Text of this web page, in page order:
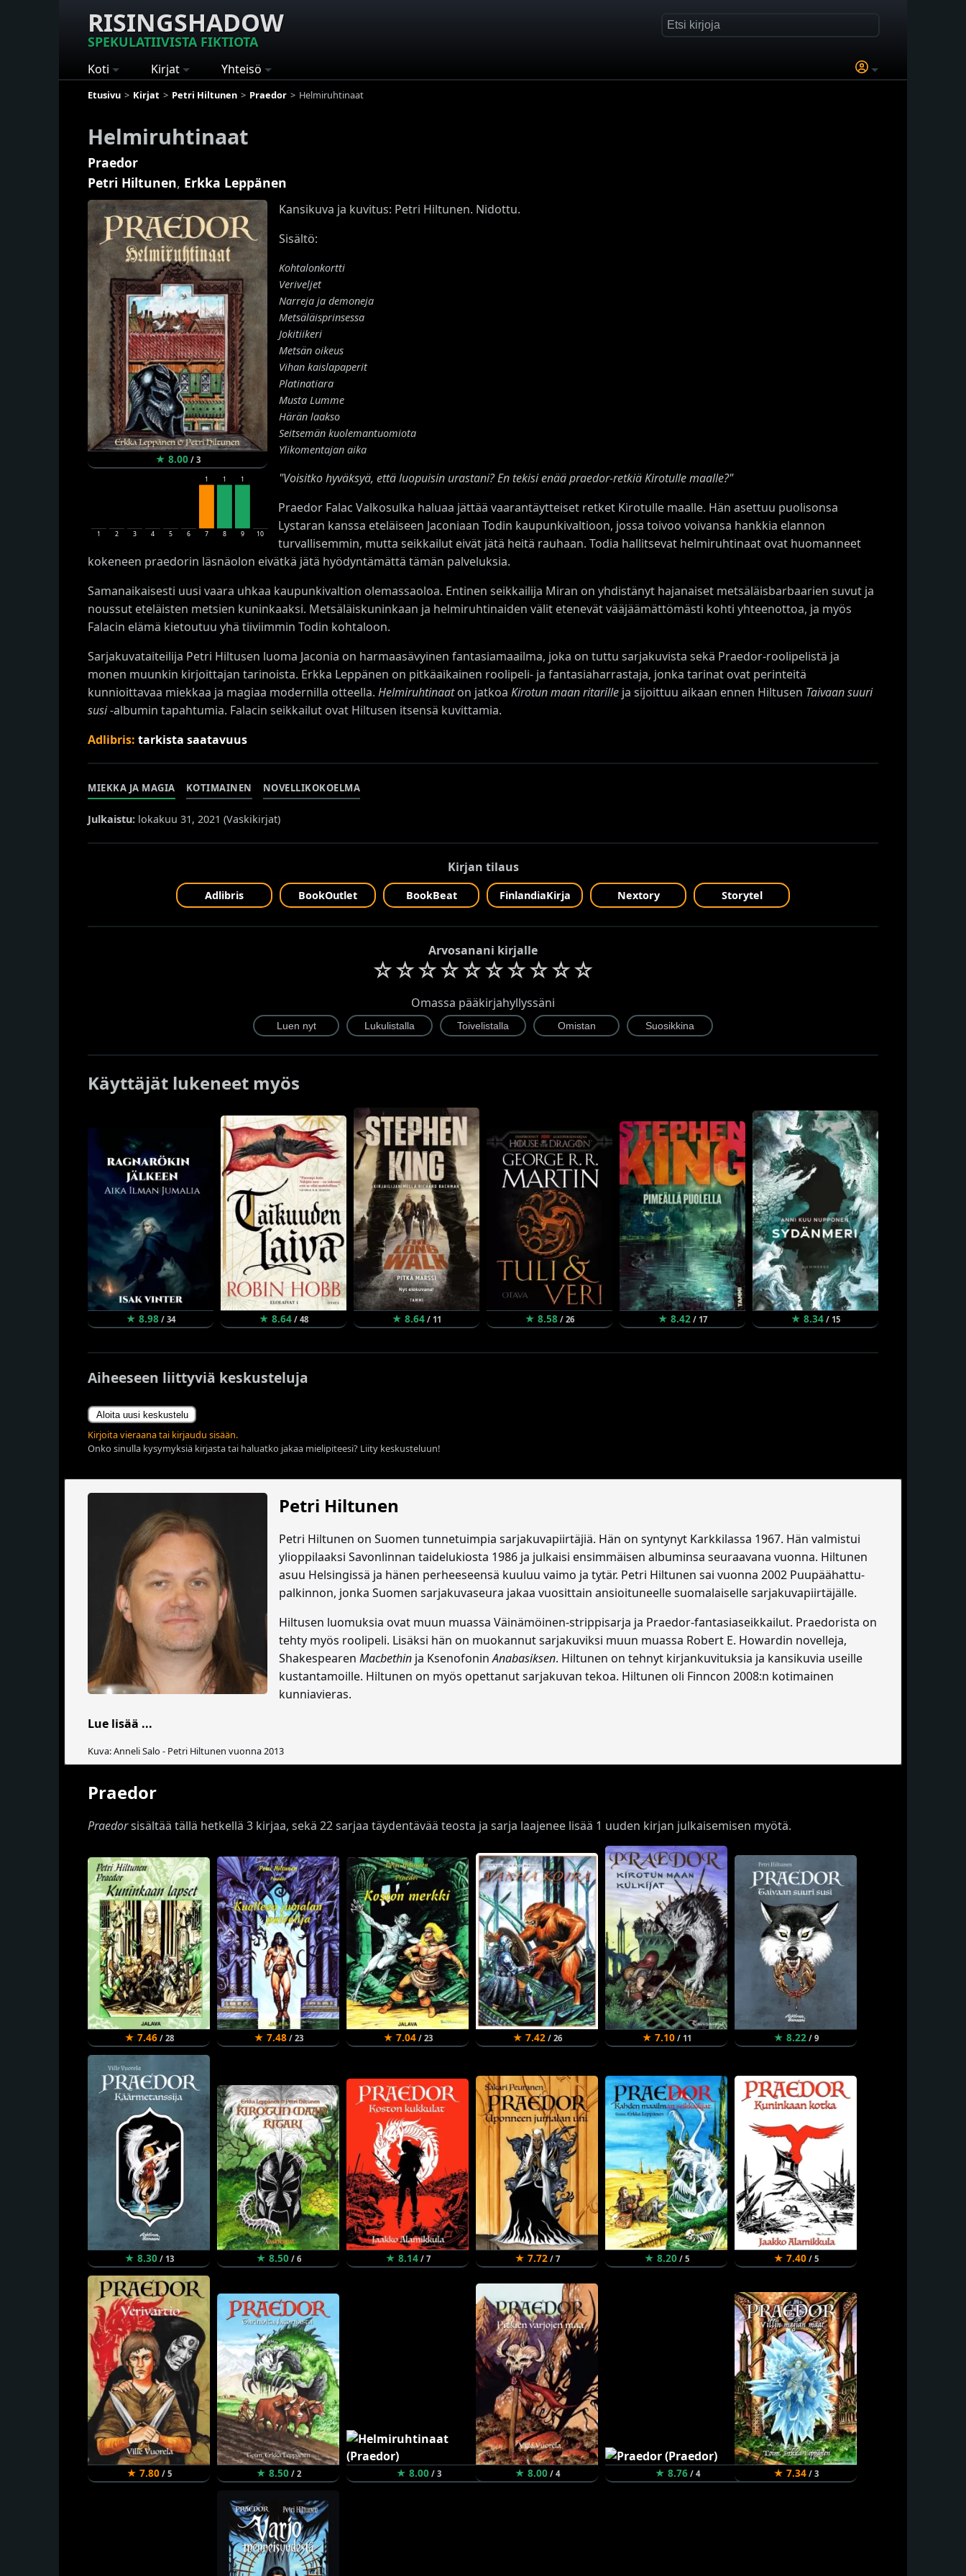
RISINGSHADOW
SPEKULATIIVISTA FIKTIOTA
Koti Kirjat Yhteisö
Etusivu Kirjat Petri Hiltunen Praedor Helmiruhtinaat
Helmiruhtinaat
Praedor
Petri Hiltunen, Erkka Leppänen
★ 8.00/ 3
1 2 3 4 5 6
1
7
1
8
1
9 10
Kansikuva ja kuvitus: Petri Hiltunen. Nidottu.
Sisältö:
Kohtalonkortti
Veriveljet
Narreja ja demoneja
Metsäläisprinsessa
Jokitiikeri
Metsän oikeus
Vihan kaislapaperit
Platinatiara
Musta Lumme
Härän laakso
Seitsemän kuolemantuomiota
Ylikomentajan aika
"Voisitko hyväksyä, että luopuisin urastani? En tekisi enää praedor-retkiä Kirotulle maalle?"
Praedor Falac Valkosulka haluaa jättää vaarantäytteiset retket Kirotulle maalle. Hän asettuu puolisonsa
Lystaran kanssa eteläiseen Jaconiaan Todin kaupunkivaltioon, jossa toivoo voivansa hankkia elannon
turvallisemmin, mutta seikkailut eivät jätä heitä rauhaan. Todia hallitsevat helmiruhtinaat ovat huomanneet
kokeneen praedorin läsnäolon eivätkä jätä hyödyntämättä tämän palveluksia.
Samanaikaisesti uusi vaara uhkaa kaupunkivaltion olemassaoloa. Entinen seikkailija Miran on yhdistänyt hajanaiset metsäläisbarbaarien suvut ja
noussut eteläisten metsien kuninkaaksi. Metsäläiskuninkaan ja helmiruhtinaiden välit etenevät vääjäämättömästi kohti yhteenottoa, ja myös
Falacin elämä kietoutuu yhä tiiviimmin Todin kohtaloon.
Sarjakuvataiteilija Petri Hiltusen luoma Jaconia on harmaasävyinen fantasiamaailma, joka on tuttu sarjakuvista sekä Praedor-roolipelistä ja
monen muunkin kirjoittajan tarinoista. Erkka Leppänen on pitkäaikainen roolipeli- ja fantasiaharrastaja, jonka tarinat ovat perinteitä
kunnioittavaa miekkaa ja magiaa modernilla otteella. Helmiruhtinaaton jatkoa Kirotun maan ritarille ja sijoittuu aikaan ennen Hiltusen Taivaan suuri
susi-albumin tapahtumia. Falacin seikkailut ovat Hiltusen itsensä kuvittamia.
Adlibris: tarkista saatavuus
MIEKKA JA MAGIA KOTIMAINEN NOVELLIKOKOELMA
Julkaistu: lokakuu 31, 2021 (Vaskikirjat)
Kirjan tilaus
Adlibris BookOutlet BookBeat FinlandiaKirja Nextory Storytel
Arvosanani kirjalle
☆☆☆☆☆☆☆☆☆☆
Omassa pääkirjahyllyssäni
Käyttäjät lukeneet myös
★ 8.98 / 34 ★ 8.64 / 48 ★ 8.64 / 11 ★ 8.58 / 26 ★ 8.42 / 17 ★ 8.34 / 15
Aiheeseen liittyviä keskusteluja
Aloita uusi keskustelu
Kirjoita vieraana tai kirjaudu sisään.
Onko sinulla kysymyksiä kirjasta tai haluatko jakaa mielipiteesi? Liity keskusteluun!
Petri Hiltunen
Petri Hiltunen on Suomen tunnetuimpia sarjakuvapiirtäjiä. Hän on syntynyt Karkkilassa 1967. Hän valmistui
ylioppilaaksi Savonlinnan taidelukiosta 1986 ja julkaisi ensimmäisen albuminsa seuraavana vuonna. Hiltunen
asuu Helsingissä ja hänen perheeseensä kuuluu vaimo ja tytär. Petri Hiltunen sai vuonna 2002 Puupäähattu-
palkinnon, jonka Suomen sarjakuvaseura jakaa vuosittain ansioituneelle suomalaiselle sarjakuvapiirtäjälle.
Hiltusen luomuksia ovat muun muassa Väinämöinen-strippisarja ja Praedor-fantasiaseikkailut. Praedorista on
tehty myös roolipeli. Lisäksi hän on muokannut sarjakuviksi muun muassa Robert E. Howardin novelleja,
Shakespearen Macbethin ja KsenofoninAnabasiksen. Hiltunen on tehnyt kirjankuvituksia ja kansikuvia useille
kustantamoille. Hiltunen on myös opettanut sarjakuvan tekoa. Hiltunen oli Finncon 2008:n kotimainen
kunniavieras.
Lue lisää ...
Kuva: Anneli Salo - Petri Hiltunen vuonna 2013
Praedor
Praedorsisältää tällä hetkellä 3 kirjaa, sekä 22 sarjaa täydentävää teosta ja sarja laajenee lisää 1 uuden kirjan julkaisemisen myötä.
★ 7.46/ 28 ★ 7.48/ 23 ★ 7.04/ 23 ★ 7.42/ 26 ★ 7.10/ 11 ★ 8.22/ 9
★ 8.30/ 13 ★ 8.50/ 6 ★ 8.14/ 7 ★ 7.72/ 7 ★ 8.20/ 5 ★ 7.40/ 5
★ 7.80/ 5 ★ 8.50/ 2 ★ 8.00/ 3 ★ 8.00/ 4 ★ 8.76/ 4 ★ 7.34/ 3